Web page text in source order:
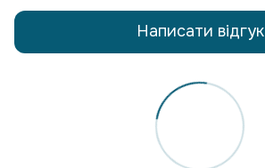
Написати відгук